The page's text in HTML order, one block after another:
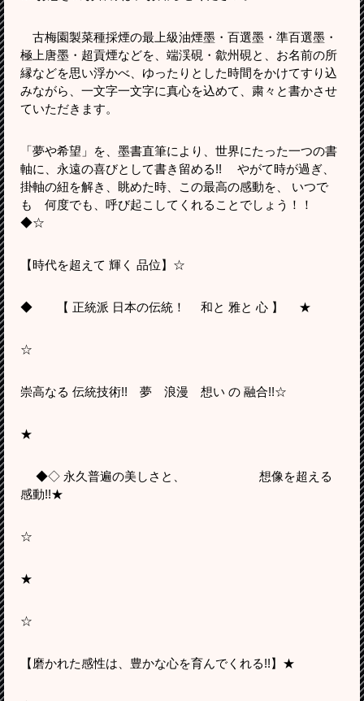
古梅園製菜種採煙の最上級油煙墨・百選墨・準百選墨・
極上唐墨・超貢煙などを、端渓硯・歙州硯と、お名前の所
縁などを思い浮かべ、ゆったりとした時間をかけてすり込
みながら、一文字一文字に真心を込めて、粛々と書かさせ
ていただきます。
「夢や希望」を、墨書直筆により、世界にたった一つの書
軸に、永遠の喜びとして書き留める!! やがて時が過ぎ、
掛軸の紐を解き、眺めた時、この最高の感動を、 いつで
も 何度でも、呼び起こしてくれることでしょう！！
◆☆
【時代を超えて 輝く 品位】☆
◆ 【 正統派 日本の伝統！ 和と 雅と 心 】 ★
☆
崇高なる 伝統技術!! 夢 浪漫 想い の 融合!!☆
★
◆◇ 永久普遍の美しさと、 想像を超える
感動!!★
☆
★
☆
【磨かれた感性は、豊かな心を育んでくれる!!】★